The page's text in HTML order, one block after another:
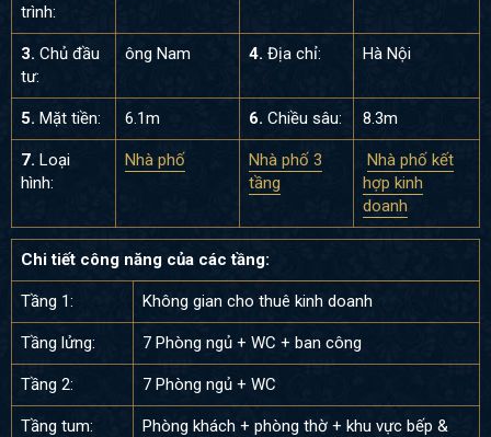
trình:
3. Chủ đầu
tư:
ông Nam 4. Địa chỉ: Hà Nội
5. Mặt tiền: 6.1m 6. Chiều sâu: 8.3m
7. Loại
hình:
Nhà phố
Nhà phố 3
tầng
Nhà phố kết
hợp kinh
doanh
Chi tiết công năng của các tầng:
Tầng 1: Không gian cho thuê kinh doanh
Tầng lửng: 7 Phòng ngủ + WC + ban công
Tầng 2: 7 Phòng ngủ + WC
Tầng tum:
Phòng khách + phòng thờ + khu vực bếp &